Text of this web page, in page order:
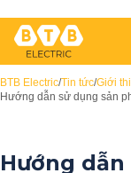
BTB Electric/Tin tức/Giới
Hướng dẫn sử dụng sản
Hướng dẫn